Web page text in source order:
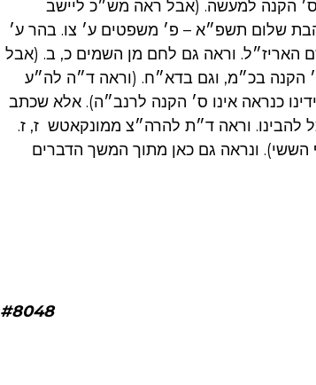
הקנה למעשה. (אבל ראה מש״כ ליישב
שלום תשפ״א – פ׳ משפטים ע׳ צו. בהר ע׳
האריז״ל. וראה גם לחם מן השמים כ, ב. (אבל
הקנה בכ״מ, וגם בדא״ח. (וראה ד״ה לה״ע
כנראה אינו ס׳ הקנה לרנב״ה). אלא שכתב
להבינו. וראה ד״ת להרה״צ ממונקאטש ז, ז.
ונראה גם כאן מתוך המשך הדברים
#8048